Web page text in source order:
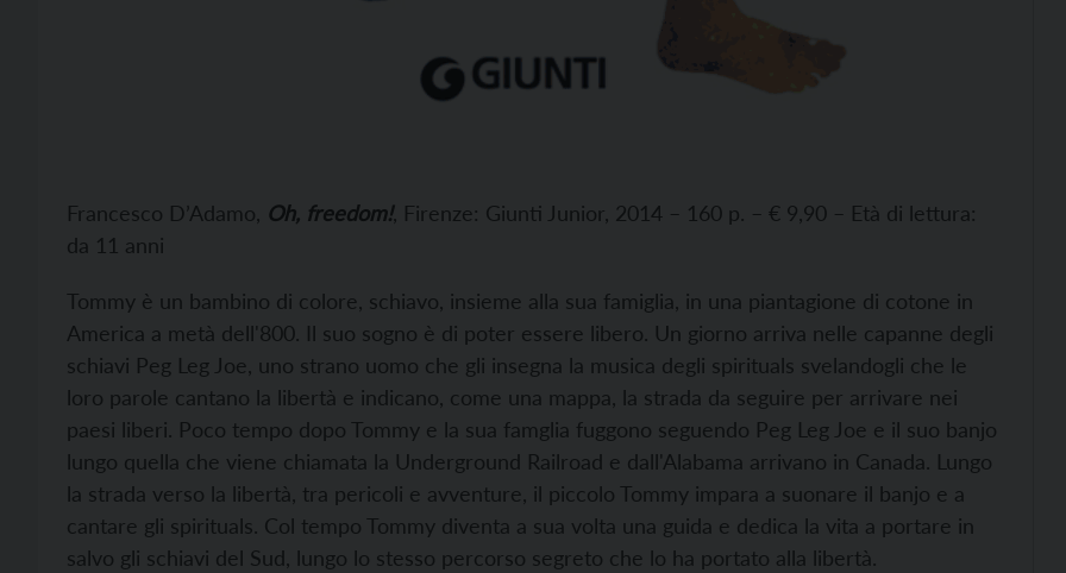
Francesco D’Adamo, Oh, freedom!, Firenze: Giunti Junior, 2014 – 160 p. – € 9,90 – Età di lettura:
da 11 anni
Tommy è un bambino di colore, schiavo, insieme alla sua famiglia, in una piantagione di cotone in
America a metà dell'800. Il suo sogno è di poter essere libero. Un giorno arriva nelle capanne degli
schiavi Peg Leg Joe, uno strano uomo che gli insegna la musica degli spirituals svelandogli che le
loro parole cantano la libertà e indicano, come una mappa, la strada da seguire per arrivare nei
paesi liberi. Poco tempo dopo Tommy e la sua famglia fuggono seguendo Peg Leg Joe e il suo banjo
lungo quella che viene chiamata la Underground Railroad e dall'Alabama arrivano in Canada. Lungo
la strada verso la libertà, tra pericoli e avventure, il piccolo Tommy impara a suonare il banjo e a
cantare gli spirituals. Col tempo Tommy diventa a sua volta una guida e dedica la vita a portare in
salvo gli schiavi del Sud, lungo lo stesso percorso segreto che lo ha portato alla libertà.